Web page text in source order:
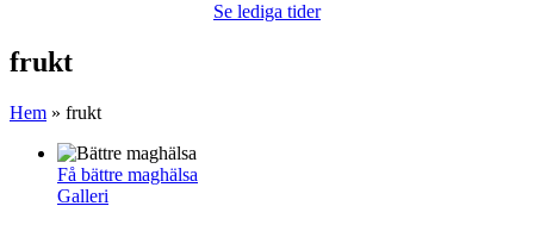
Se lediga tider
frukt
Hem » frukt
Få bättre maghälsa
Galleri